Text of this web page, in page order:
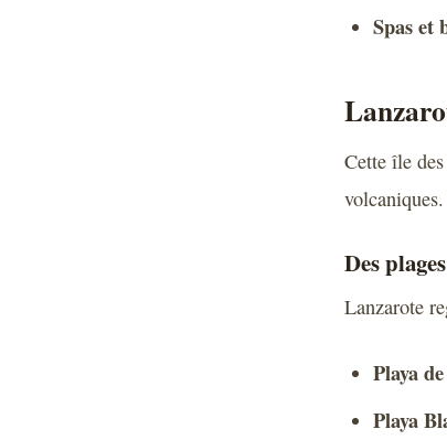
Spas et
Cette île
Des
Lanzarote
Playa
Playa